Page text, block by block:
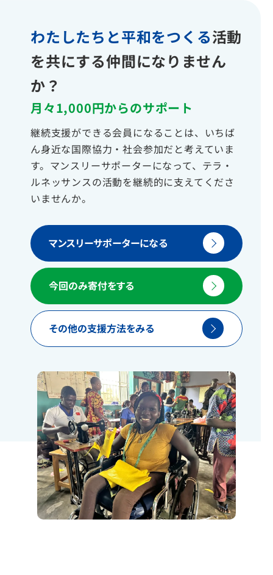
わたしたちと平和をつくる活動
を共にする仲間になりません
か？
月々1,000円からのサポート
継続支援ができる会員になることは、いちば
ん身近な国際協力・社会参加だと考えていま
す。マンスリーサポーターになって、テラ・
ルネッサンスの活動を継続的に支えてくださ
いませんか。
マンスリーサポーターになる
今回のみ寄付をする
その他の支援方法をみる